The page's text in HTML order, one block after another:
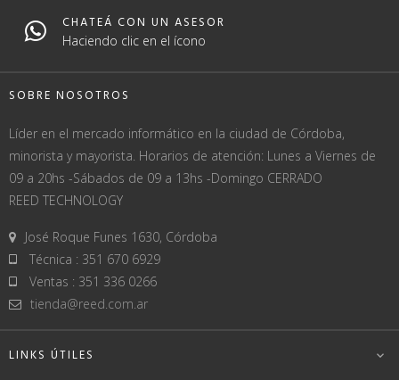
CHATEÁ CON UN ASESOR
Haciendo clic en el ícono
SOBRE NOSOTROS
Líder en el mercado informático en la ciudad de Córdoba,
minorista y mayorista. Horarios de atención: Lunes a Viernes de
09 a 20hs -Sábados de 09 a 13hs -Domingo CERRADO
REED TECHNOLOGY
José Roque Funes 1630, Córdoba
Técnica : 351 670 6929
Ventas : 351 336 0266
tienda@reed.com.ar
LINKS ÚTILES 